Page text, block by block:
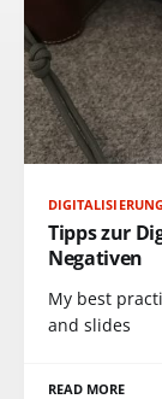
DIGITALISIERUNG
Tipps zur
Negativen
My best
and slides
READ MORE